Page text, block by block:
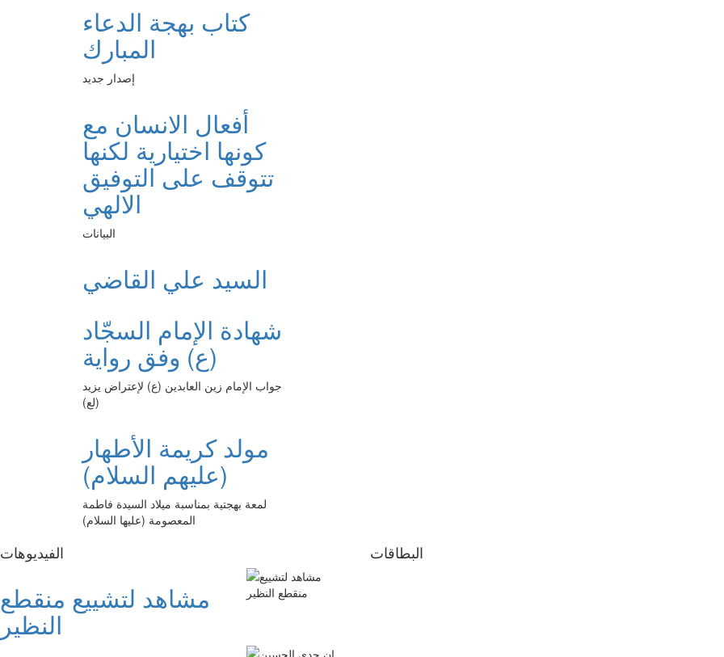
كتاب بهجة الدعاء
المبارك
إصدار جديد
أفعال الانسان مع
كونها اختيارية لكنها
تتوقف على التوفيق
الالهي
البيانات
السيد علي القاضي
شهادة الإمام السجّاد
(ع) وفق رواية
جواب الإمام زين العابدين (ع) لإعتراض يزيد
(لع)
مولد كريمة الأطهار
(عليهم السلام)
لمعة بهجتية بمناسبة ميلاد السيدة فاطمة
المعصومة (عليها السلام)
الفیدیوهات
مشاهد لتشييع منقطع
النظير
البطاقات